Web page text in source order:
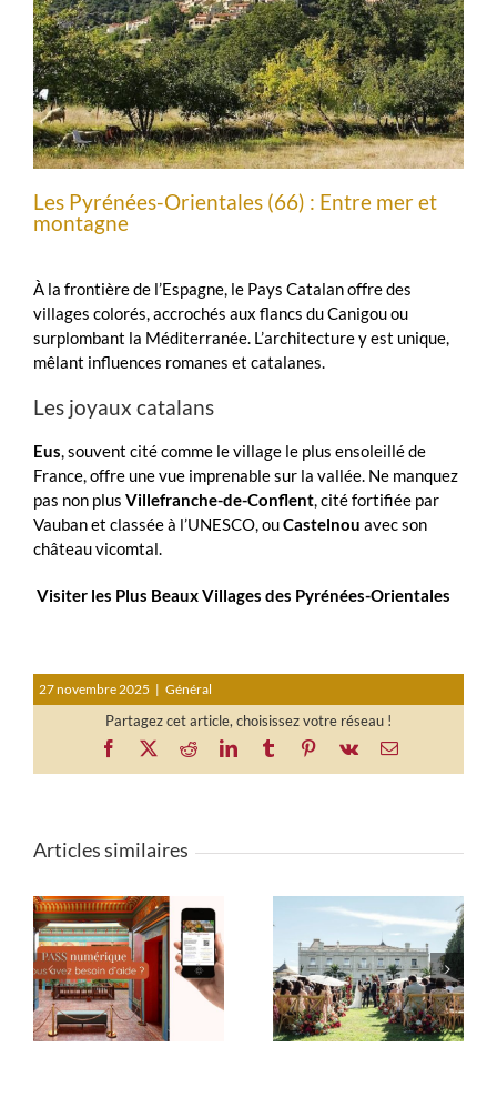
Les Pyrénées-Orientales (66) : Entre mer et
montagne
À la frontière de l’Espagne, le Pays Catalan offre des
villages colorés, accrochés aux flancs du Canigou ou
surplombant la Méditerranée. L’architecture y est unique,
mêlant influences romanes et catalanes.
Les joyaux catalans
Eus, souvent cité comme le village le plus ensoleillé de
France, offre une vue imprenable sur la vallée. Ne manquez
pas non plus Villefranche-de-Conflent, cité fortifiée par
Vauban et classée à l’UNESCO, ouCastelnou avec son
château vicomtal.
Visiter les Plus Beaux Villages des Pyrénées-Orientales
27 novembre 2025 | Général
Partagez cet article, choisissez votre réseau !
Facebook
X RedditLinkedInTumblrPinterest
Vk Email
Articles similaires
Lieux de mariage dans
l’Hérault et alentours :
châteaux et domaines
d’exception
Narbonne au temps
des Romains – Narbo
Martius